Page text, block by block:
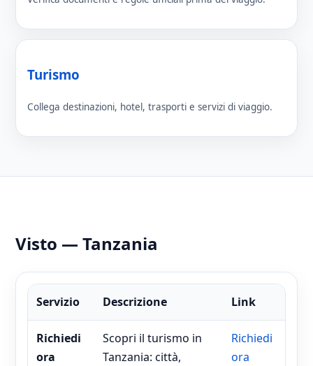
Turismo
Collega destinazioni, hotel, trasporti e servizi di viaggio.
Visto — Tanzania
Servizio Descrizione Link
Richiedi
ora
Scopri il turismo in
Tanzania: città,
Richiedi
ora